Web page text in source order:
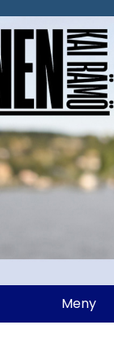
Meny